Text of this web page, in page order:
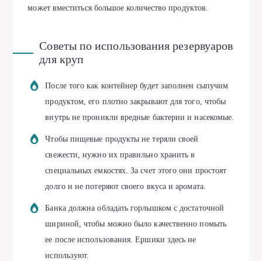
может вместиться большое количество продуктов.
Советы по использования резервуаров
для круп
После того как контейнер будет заполнен сыпучим
продуктом, его плотно закрывают для того, чтобы
внутрь не проникли вредные бактерии и насекомые.
Чтобы пищевые продукты не теряли своей
свежести, нужно их правильно хранить в
специальных емкостях. За счет этого они простоят
долго и не потеряют своего вкуса и аромата.
Банка должна обладать горлышком с достаточной
шириной, чтобы можно было качественно помыть
ее после использования. Ершики здесь не
используют.